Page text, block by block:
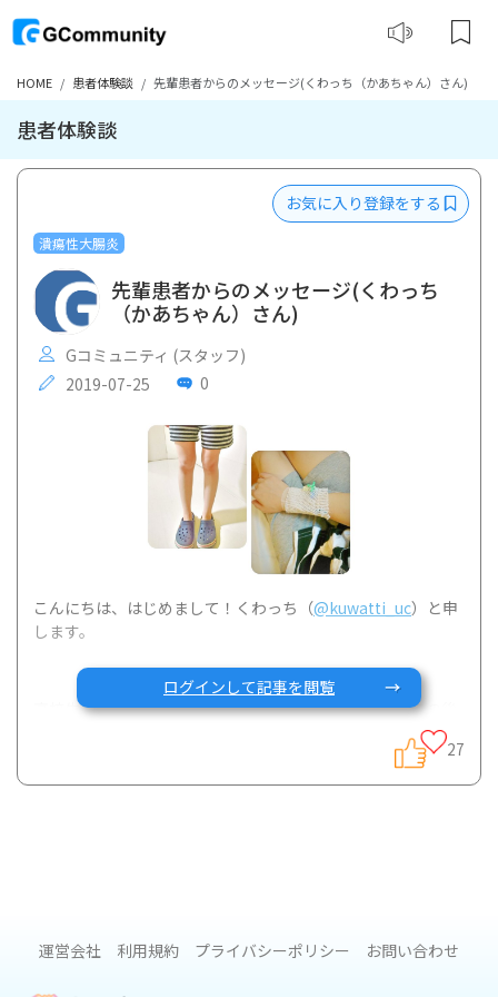
HOME 患者体験談 先輩患者からのメッセージ(くわっち（かあちゃん）さん)
患者体験談
潰瘍性大腸炎
お気に入り登録をする
先輩患者からのメッセージ(くわっち
（かあちゃん）さん)
Gコミュニティ (スタッフ)
2019-07-25
0
こんにちは、はじめまして！くわっち（@kuwatti_uc）と申
します。
高校生なりたての2009年に潰瘍性大腸炎と診断され、その後
2度の入院、結婚、妊娠出産、離婚を経て、現在は3歳になる
私もそのひとりで、完璧に寛解したZE！という時期を除き、
ログインして記事を閲覧
27
運営会社 利用規約 プライバシーポリシー お問い合わせ